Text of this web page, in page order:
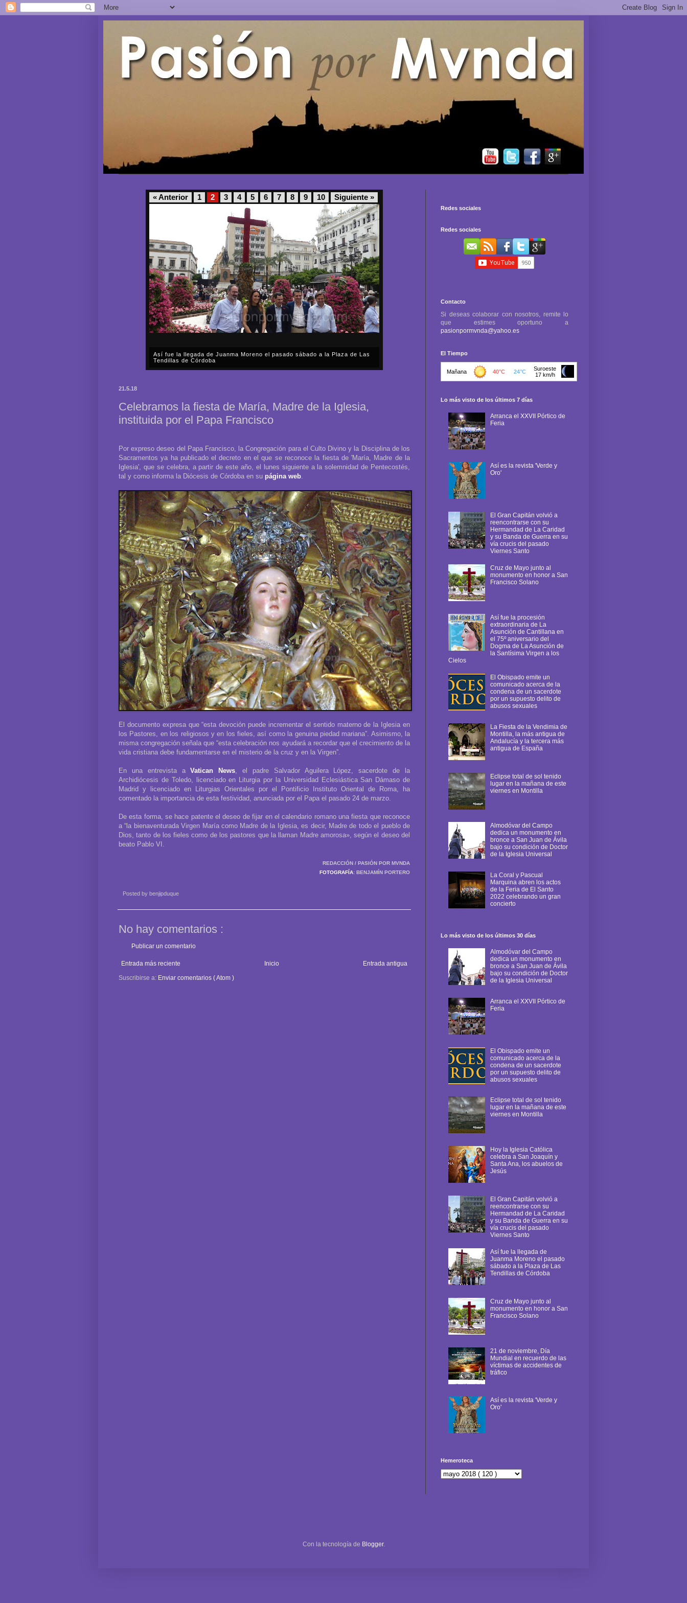
« Anterior 1 2 3 4 5 6 7 8 9 10 Siguiente »
Así fue la llegada de Juanma Moreno el pasado sábado a la Plaza de Las
Tendillas de Córdoba
21.5.18
Celebramos la fiesta de María, Madre de la Iglesia,
instituida por el Papa Francisco
Por expreso deseo del Papa Francisco, la Congregación para el Culto Divino y la Disciplina de los
Sacramentos ya ha publicado el decreto en el que se reconoce la fiesta de 'María, Madre de la
Iglesia', que se celebra, a partir de este año, el lunes siguiente a la solemnidad de Pentecostés,
tal y como informa la Diócesis de Córdoba en su página web
El documento expresa que “esta devoción puede incrementar el sentido materno de la Iglesia en
los Pastores, en los religiosos y en los fieles, así como la genuina piedad mariana”. Asimismo, la
misma congregación señala que “esta celebración nos ayudará a recordar que el crecimiento de la
vida cristiana debe fundamentarse en el misterio de la cruz y en la Virgen”.
En una entrevista aVatican News , el padre Salvador Aguilera López, sacerdote de la
Archidiócesis de Toledo, licenciado en Liturgia por la Universidad Eclesiástica San Dámaso de
Madrid y licenciado en Liturgias Orientales por el Pontificio Instituto Oriental de Roma, ha
comentado la importancia de esta festividad, anunciada por el Papa el pasado 24 de marzo.
De esta forma, se hace patente el deseo de fijar en el calendario romano una fiesta que reconoce
a “la bienaventurada Virgen María como Madre de la Iglesia, es decir, Madre de todo el pueblo de
Dios, tanto de los fieles como de los pastores que la llaman Madre amorosa», según el deseo del
beato Pablo VI.
REDACCIÓN / PASIÓN POR MVNDA
FOTOGRAFÍA: BENJAMÍN PORTERO
Posted by benjipduque
No hay comentarios :
Publicar un comentario
Entrada más reciente Entrada antigua
Inicio
Suscribirse a: Enviar comentarios ( Atom )
Redes sociales
Redes sociales
Contacto
Si deseas colaborar con nosotros, remite lo
que estimes oportuno a
pasionpormvnda@yahoo.es
El Tiempo
Lo más visto de los últimos 7 días
Arranca el XXVII Pórtico de
Feria
Así es la revista 'Verde y
Oro'
El Gran Capitán volvió a
reencontrarse con su
Hermandad de La Caridad
y su Banda de Guerra en su
vía crucis del pasado
Viernes Santo
Cruz de Mayo junto al
monumento en honor a San
Francisco Solano
Así fue la procesión
extraordinaria de La
Asunción de Cantillana en
el 75º aniversario del
Dogma de La Asunción de
la Santísima Virgen a los
Cielos
El Obispado emite un
comunicado acerca de la
condena de un sacerdote
por un supuesto delito de
abusos sexuales
La Fiesta de la Vendimia de
Montilla, la más antigua de
Andalucía y la tercera más
antigua de España
Eclipse total de sol tenido
lugar en la mañana de este
viernes en Montilla
Almodóvar del Campo
dedica un monumento en
bronce a San Juan de Ávila
bajo su condición de Doctor
de la Iglesia Universal
La Coral y Pascual
Marquina abren los actos
de la Feria de El Santo
2022 celebrando un gran
concierto
Lo más visto de los últimos 30 días
Almodóvar del Campo
dedica un monumento en
bronce a San Juan de Ávila
bajo su condición de Doctor
de la Iglesia Universal
Arranca el XXVII Pórtico de
Feria
El Obispado emite un
comunicado acerca de la
condena de un sacerdote
por un supuesto delito de
abusos sexuales
Eclipse total de sol tenido
lugar en la mañana de este
viernes en Montilla
Hoy la Iglesia Católica
celebra a San Joaquín y
Santa Ana, los abuelos de
Jesús
El Gran Capitán volvió a
reencontrarse con su
Hermandad de La Caridad
y su Banda de Guerra en su
vía crucis del pasado
Viernes Santo
Así fue la llegada de
Juanma Moreno el pasado
sábado a la Plaza de Las
Tendillas de Córdoba
Cruz de Mayo junto al
monumento en honor a San
Francisco Solano
21 de noviembre, Día
Mundial en recuerdo de las
víctimas de accidentes de
tráfico
Así es la revista 'Verde y
Oro'
Hemeroteca
Con la tecnología de Blogger.